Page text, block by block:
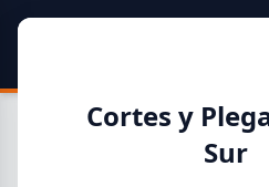
Cortes y
Sur